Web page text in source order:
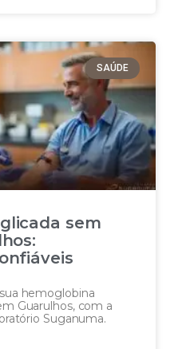
SAÚDE
sem
hemoglobina
Guarulhos, com a
Suganuma.